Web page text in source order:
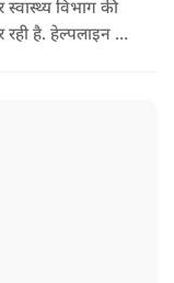
विभाग की
है. हेल्पलाइन पर